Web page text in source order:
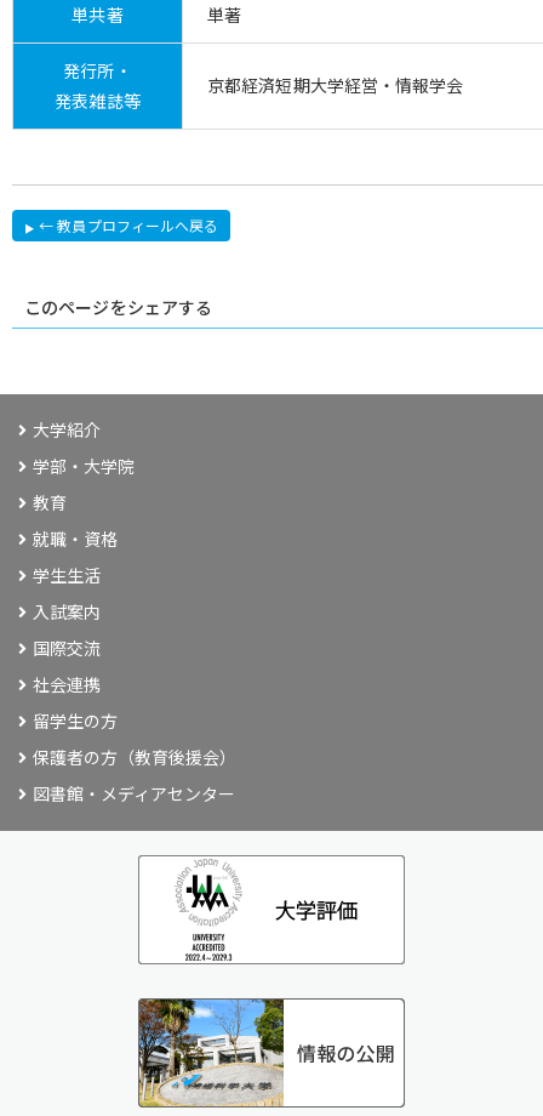
単共著 単著
発行所・
発表雑誌等
京都経済短期大学経営・情報学会
← 教員プロフィールへ戻る
このページをシェアする
大学紹介
学部・大学院
教育
就職・資格
学生生活
入試案内
国際交流
社会連携
留学生の方
保護者の方（教育後援会）
図書館・メディアセンター